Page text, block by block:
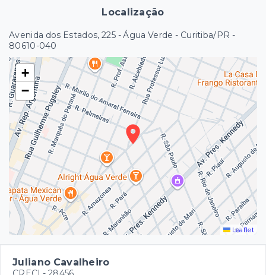
Localização
Avenida dos Estados, 225 - Água Verde - Curitiba/PR -
80610-040
+
−
Leaflet
Juliano Cavalheiro